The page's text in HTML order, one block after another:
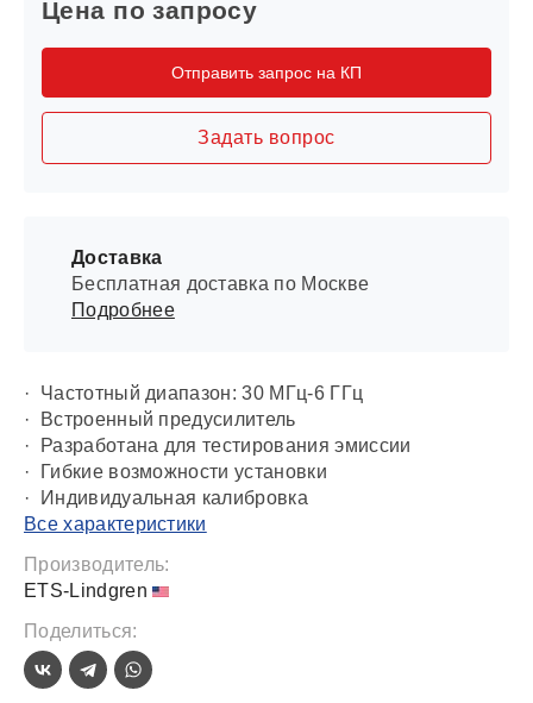
· Частотный диапазон: 30 МГц-6 ГГц
· Встроенный предусилитель
· Разработана для тестирования эмиссии
· Гибкие возможности установки
· Индивидуальная калибровка
Все характеристики
Производитель:
ETS-Lindgren
Поделиться:
Цена по запросу
Отправить запрос на КП
Задать вопрос
Доставка
Бесплатная доставка по Москве
Подробнее